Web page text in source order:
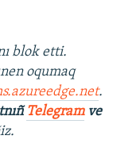
blok etti.
oqumaq
.
Telegramve